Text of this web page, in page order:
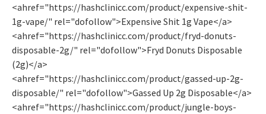
<ahref="https://hashclinicc.com/product/expensive-shit-
1g-vape/" rel="dofollow">Expensive Shit 1g Vape</a>
<ahref="https://hashclinicc.com/product/fryd-donuts-
disposable-2g/" rel="dofollow">Fryd Donuts Disposable​
(2g)</a>
<ahref="https://hashclinicc.com/product/gassed-up-2g-
disposable/" rel="dofollow">Gassed Up 2g Disposable</a>
<ahref="https://hashclinicc.com/product/jungle-boys-